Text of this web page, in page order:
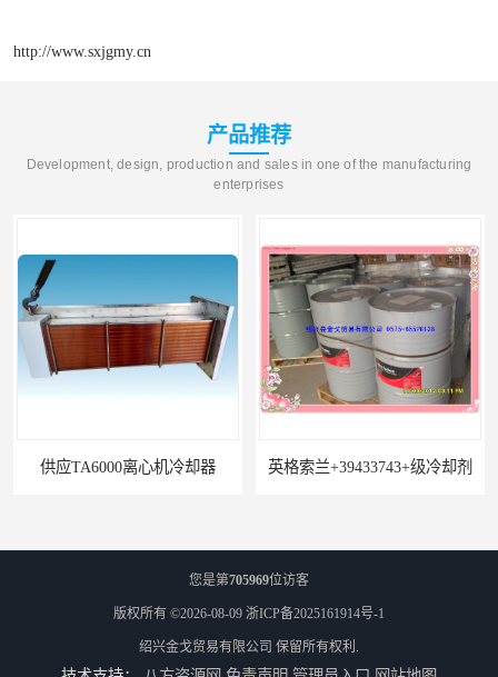
http://www.sxjgmy.cn
产品推荐
Development, design, production and sales in one of the manufacturing
enterprises
供应TA6000离心机冷却器 英格索兰+39433743+级冷却剂
您是第705969位访客
版权所有 ©2026-08-09 浙ICP备2025161914号-1
绍兴金戈贸易有限公司 保留所有权利.